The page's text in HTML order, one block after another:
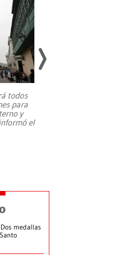
todos
para
y
el
medallas